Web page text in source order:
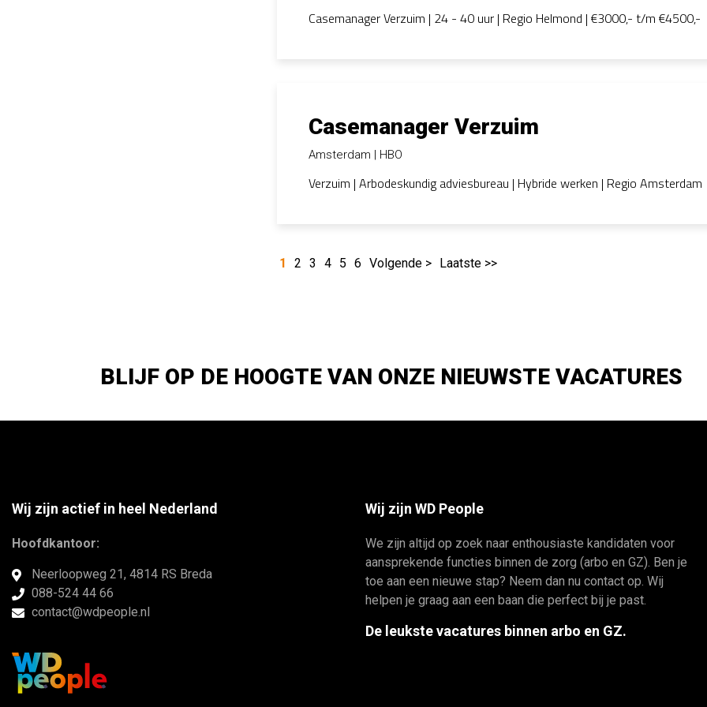
Casemanager Verzuim | 24 - 40 uur | Regio Helmond | €3000,- t/m €4500,-
Casemanager Verzuim
Amsterdam HBO
Verzuim | Arbodeskundig adviesbureau | Hybride werken | Regio Amsterdam
1 2 3 4 5 6 Volgende > Laatste >>
BLIJF OP DE HOOGTE VAN ONZE NIEUWSTE VACATURES
Wij zijn actief in heel Nederland
Hoofdkantoor:
Neerloopweg 21, 4814 RS Breda
088-524 44 66
contact@wdpeople.nl
Wij zijn WD People
We zijn altijd op zoek naar enthousiaste kandidaten voor
aansprekende functies binnen de zorg (arbo en GZ). Ben je
toe aan een nieuwe stap? Neem dan nu contact op. Wij
helpen je graag aan een baan die perfect bij je past.
De leukste vacatures binnen arbo en GZ.